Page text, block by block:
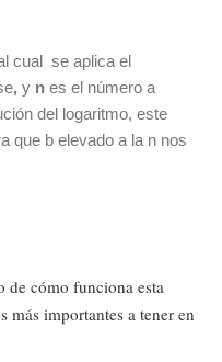
cual se aplica el
, y n es el número a
del logaritmo, este
que b elevado a la n nos
de cómo funciona esta
más importantes a tener en